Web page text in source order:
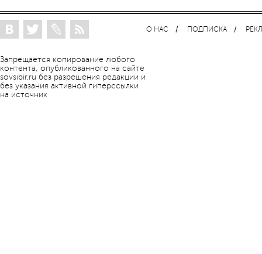
Запрещается копирование любого
контента, опубликованного на сайте
sovsibir.ru без разрешения редакции и
без указания активной гиперссылки
на источник
О НАС ПОДПИСКА